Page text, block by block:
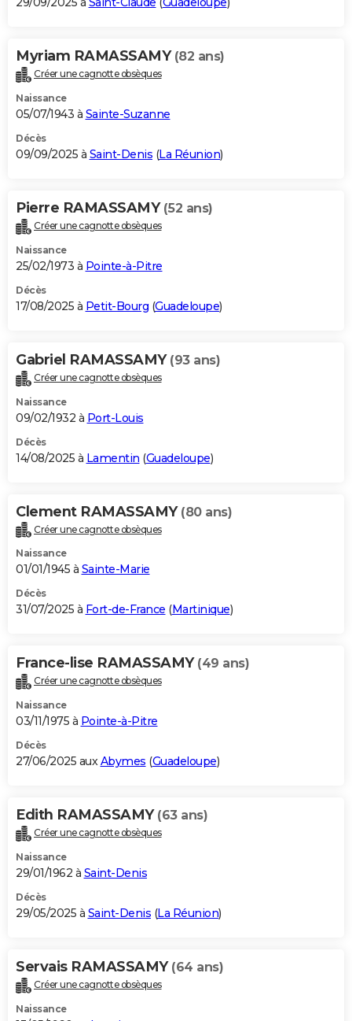
Myriam RAMASSAMY (82 ans)
Créer une cagnotte obsèques
Naissance
05/07/1943 à Sainte-Suzanne
Décès
09/09/2025 à Saint-Denis (La Réunion)
Pierre RAMASSAMY (52 ans)
Créer une cagnotte obsèques
Naissance
25/02/1973 à Pointe-à-Pitre
Décès
17/08/2025 à Petit-Bourg (Guadeloupe)
Gabriel RAMASSAMY (93 ans)
Créer une cagnotte obsèques
Naissance
09/02/1932 à Port-Louis
Décès
14/08/2025 à Lamentin (Guadeloupe)
Clement RAMASSAMY (80 ans)
Créer une cagnotte obsèques
Naissance
01/01/1945 à Sainte-Marie
Décès
31/07/2025 à Fort-de-France (Martinique)
France-lise RAMASSAMY (49 ans)
Créer une cagnotte obsèques
Naissance
03/11/1975 à Pointe-à-Pitre
Décès
27/06/2025 auxAbymes (Guadeloupe)
Edith RAMASSAMY (63 ans)
Créer une cagnotte obsèques
Naissance
29/01/1962 à Saint-Denis
Décès
29/05/2025 à Saint-Denis (La Réunion)
Servais RAMASSAMY (64 ans)
Créer une cagnotte obsèques
Naissance